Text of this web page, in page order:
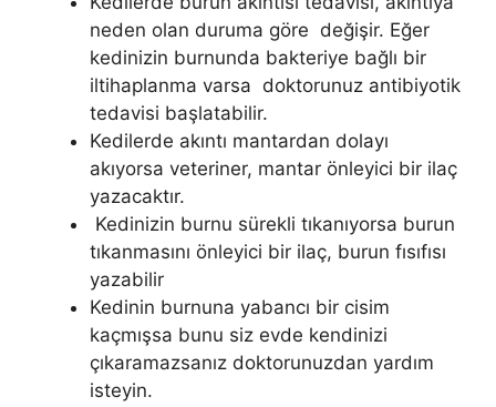
neden olan duruma göre değişir. Eğer
kedinizin burnunda bakteriye bağlı bir
iltihaplanma varsa doktorunuz antibiyotik
tedavisi başlatabilir.
Kedilerde akıntı mantardan dolayı
akıyorsa veteriner, mantar önleyici bir ilaç
yazacaktır.
Kedinizin burnu sürekli tıkanıyorsa burun
tıkanmasını önleyici bir ilaç, burun fısıfısı
yazabilir
Kedinin burnuna yabancı bir cisim
kaçmışsa bunu siz evde kendinizi
çıkaramazsanız doktorunuzdan yardım
isteyin.